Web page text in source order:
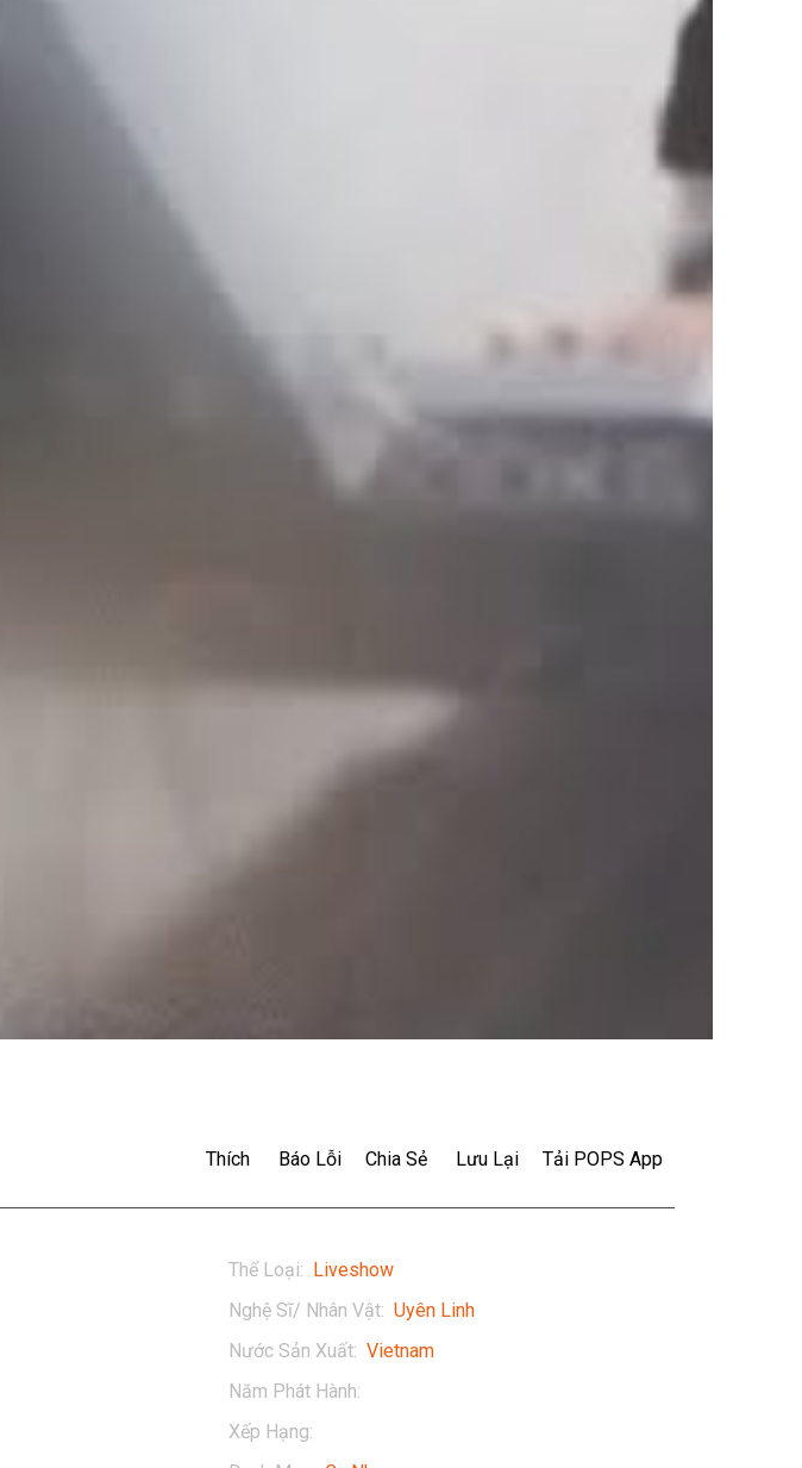
Thích Báo Lỗi Chia Sẻ Lưu Lại Tải POPS App
Thể Loại: Liveshow
Nghệ Sĩ/ Nhân Vật: Uyên Linh
Nước Sản Xuất: Vietnam
Năm Phát Hành:
Xếp Hạng: